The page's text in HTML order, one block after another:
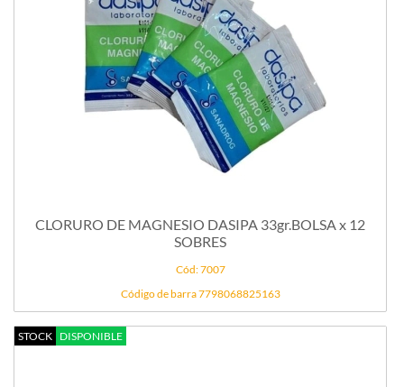
CLORURO DE MAGNESIO DASIPA 33gr.BOLSA x 12
SOBRES
Cód: 7007
Código de barra 7798068825163
STOCK DISPONIBLE